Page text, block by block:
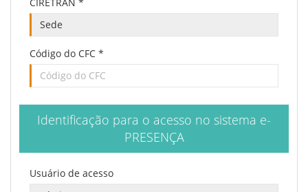
Código do CFC *
Identificação para o acesso no sistema e-
PRESENÇA
Usuário de acesso